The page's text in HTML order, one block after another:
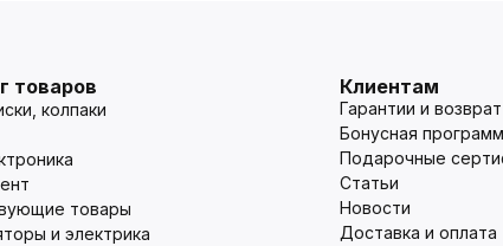
товаров
колпаки
товары
и электрика
Клиентам
Гарантии и возврат
Бонусная
Подарочные
Статьи
Новости
Доставка и оплата